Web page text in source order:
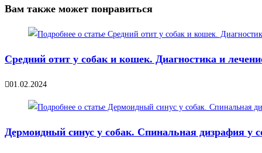
Вам также может понравиться
Средний отит у собак и кошек. Диагностика и
01.02.2024
Дермоидный синус у собак. Спинальная дизрафия у